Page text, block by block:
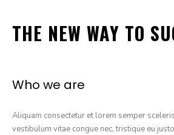
THE NEW WAY TO
Who we are
Aliquam consectetur et lorem semper
vestibulum vitae congue nec, tristique eu